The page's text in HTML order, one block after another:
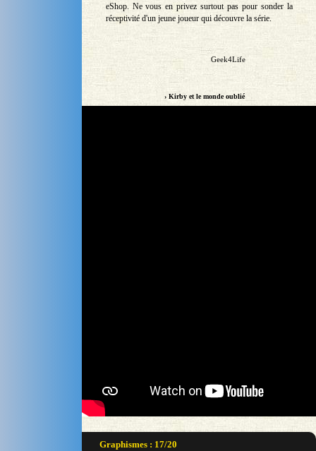
eShop. Ne vous en privez surtout pas pour sonder la
réceptivité d'un jeune joueur qui découvre la série.
Geek4Life
› Kirby et le monde oublié
Graphismes : 17/20